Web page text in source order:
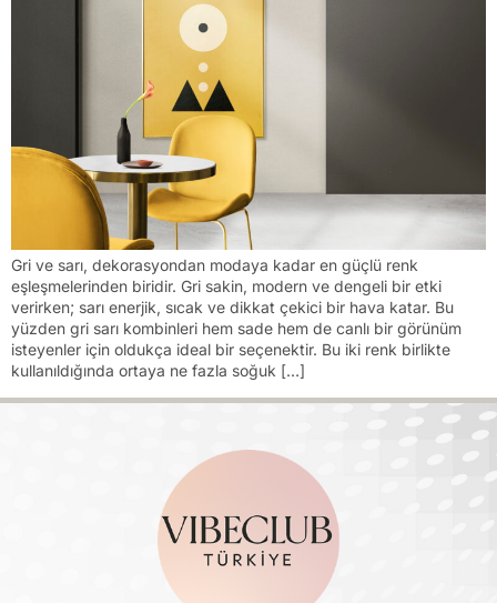
Gri ve sarı, dekorasyondan modaya kadar en güçlü renk
eşleşmelerinden biridir. Gri sakin, modern ve dengeli bir etki
verirken; sarı enerjik, sıcak ve dikkat çekici bir hava katar. Bu
yüzden gri sarı kombinleri hem sade hem de canlı bir görünüm
isteyenler için oldukça ideal bir seçenektir. Bu iki renk birlikte
kullanıldığında ortaya ne fazla soğuk […]